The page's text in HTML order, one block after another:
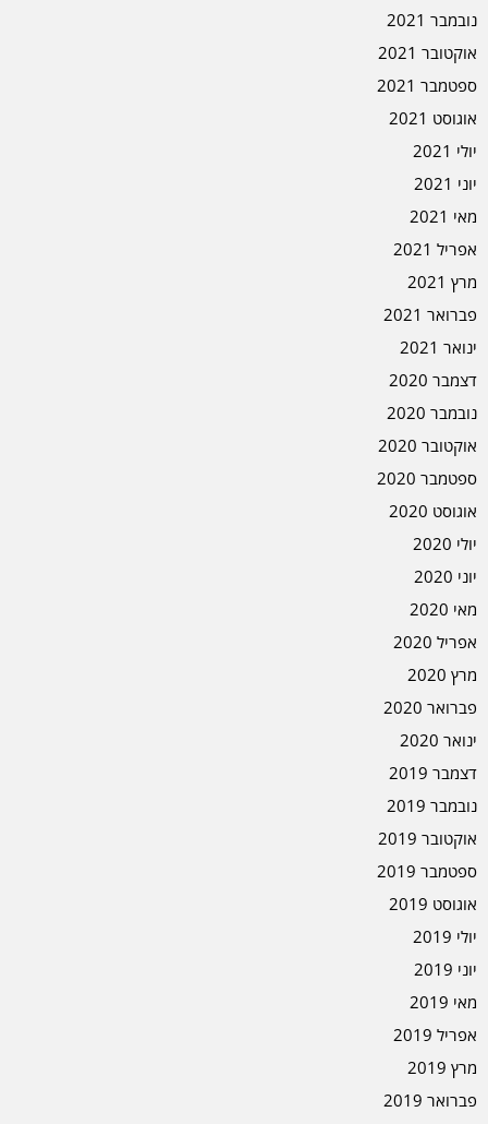
נובמבר 2021
אוקטובר 2021
ספטמבר 2021
אוגוסט 2021
יולי 2021
יוני 2021
מאי 2021
אפריל 2021
מרץ 2021
פברואר 2021
ינואר 2021
דצמבר 2020
נובמבר 2020
אוקטובר 2020
ספטמבר 2020
אוגוסט 2020
יולי 2020
יוני 2020
מאי 2020
אפריל 2020
מרץ 2020
פברואר 2020
ינואר 2020
דצמבר 2019
נובמבר 2019
אוקטובר 2019
ספטמבר 2019
אוגוסט 2019
יולי 2019
יוני 2019
מאי 2019
אפריל 2019
מרץ 2019
פברואר 2019